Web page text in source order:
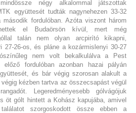
négy alkalommal játszottak
együttesét tudták nagynehezen 33-32
fordulóban. Azóta viszont három
el Budaörsön kívül, mert még
talán nem olyan arcpirító kikapni,
27-26-os, és pláne a kozármislenyi 30-27
nem volt bekalkulálva a Pest
előző fordulóban azonban hazai pályán
és bár végig szorosan alakult a
kézben tartva az összecsapást végül
Legeredményesebb gólvágójuk
öt gólt hintett a Kohász kapujába, amivel
szorgoskodott össze ebben a